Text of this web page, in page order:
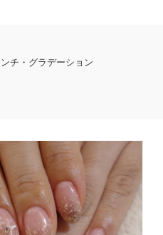
チ・グラデーション